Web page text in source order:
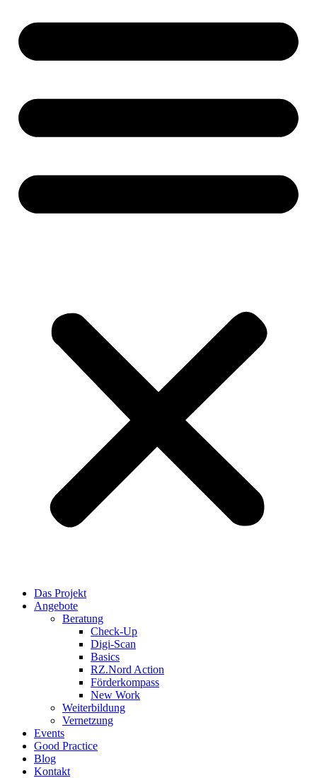
Das Projekt
Angebote
Beratung
Check-Up
Digi-Scan
Basics
RZ.Nord Action
Förderkompass
New Work
Weiterbildung
Vernetzung
Events
Good Practice
Blog
Kontakt